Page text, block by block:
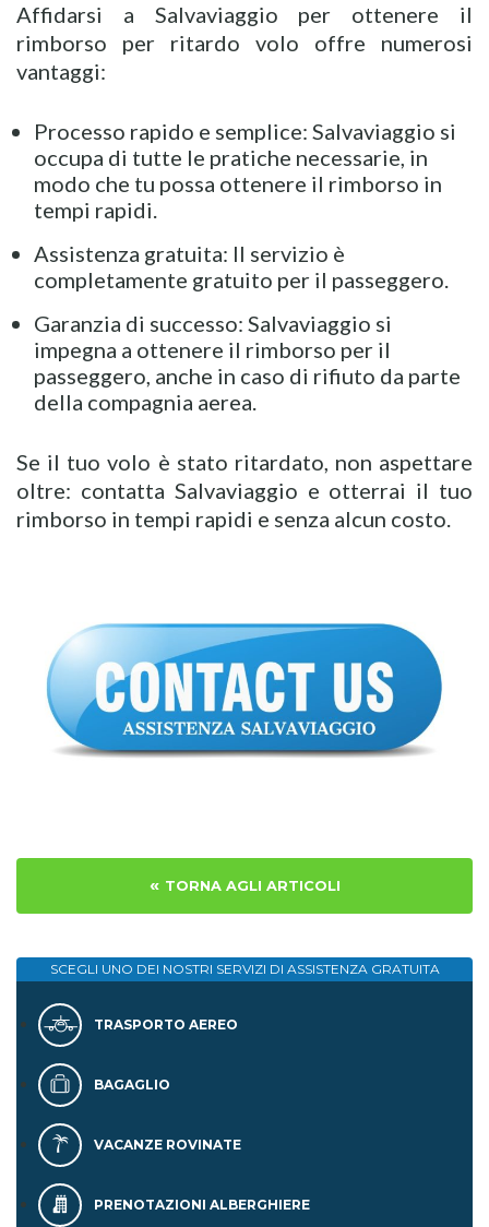
Affidarsi a Salvaviaggio per ottenere il
rimborso per ritardo volo offre numerosi
vantaggi:
Processo rapido e semplice: Salvaviaggio si
occupa di tutte le pratiche necessarie, in
modo che tu possa ottenere il rimborso in
tempi rapidi.
Assistenza gratuita: Il servizio è
completamente gratuito per il passeggero.
Garanzia di successo: Salvaviaggio si
impegna a ottenere il rimborso per il
passeggero, anche in caso di rifiuto da parte
della compagnia aerea.
Se il tuo volo è stato ritardato, non aspettare
oltre: contatta Salvaviaggio e otterrai il tuo
rimborso in tempi rapidi e senza alcun costo.
« TORNA AGLI ARTICOLI
SCEGLI UNO DEI NOSTRI SERVIZI DI ASSISTENZA GRATUITA
TRASPORTO AEREO
BAGAGLIO
VACANZE ROVINATE
PRENOTAZIONI ALBERGHIERE